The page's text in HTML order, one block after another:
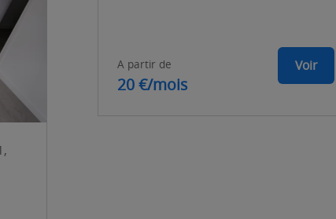
A partir de
20 €/mois
Voir